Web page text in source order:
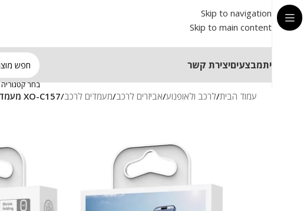
Skip to navigation
Skip to main content
ביתמבצעיםיצירת קשר
בחר קטגוריה
עמוד הבית/לרכב ולאופנוע/אביזרים לרכב/מעמדים לרכב/XO-C157 מעמד מגנטי מתקפל לרכב